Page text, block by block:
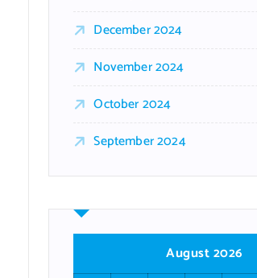
December 2024
November 2024
October 2024
September 2024
August 2026